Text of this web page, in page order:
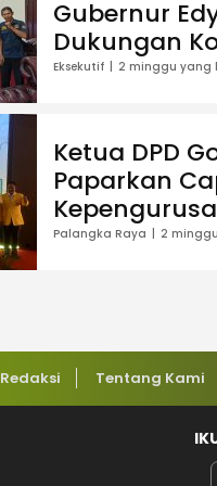
Gubernur
Dukungan
AWPI di
Eksekutif 2 minggu yang
Ketua DPD
Paparkan
Musda XI
Palangka Raya 2
Redaksi Tentang Kami